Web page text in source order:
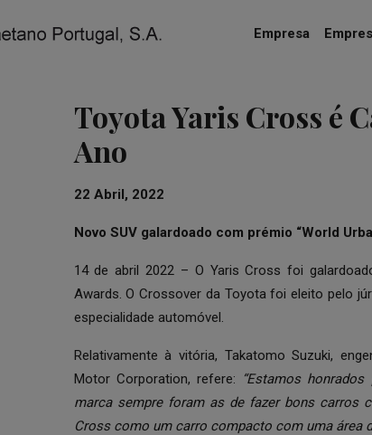
Empresa
Toyota Yaris Cross é
Ano
22 Abril, 2022
Novo SUV galardoado com prémio “World
14 de abril 2022 – O Yaris Cross foi
Awards. O Crossover da Toyota foi eleito pelo
especialidade automóvel.
Relativamente à vitória, Takatomo Suzuki,
Motor Corporation, refere:
“Estamos
marca sempre foram as de fazer bons carros
Cross como um carro compacto com uma área